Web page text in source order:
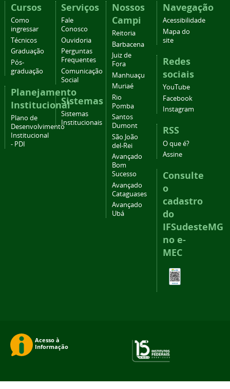
Cursos
Como
ingressar
Técnicos
Graduação
Pós-
graduação
Planejamento
Institucional
Plano de
Desenvolvimento
Institucional
- PDI
Serviços
Fale
Conosco
Ouvidoria
Perguntas
Frequentes
Comunicação
Social
Sistemas
Sistemas
Institucionais
Nossos
Campi
Reitoria
Barbacena
Juiz de
Fora
Manhuaçu
Muriaé
Rio
Pomba
Santos
Dumont
São João
del-Rei
Avançado
Bom
Sucesso
Avançado
Cataguases
Avançado
Ubá
Navegação
Acessibilidade
Mapa do
site
Redes
sociais
YouTube
Facebook
Instagram
RSS
O que é?
Assine
Consulte
o
cadastro
do
IFSudesteMG
no e-
MEC